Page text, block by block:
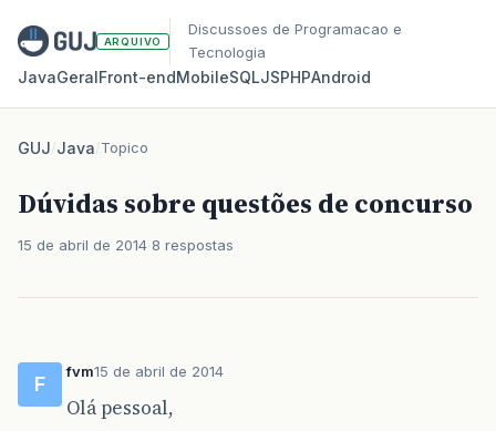
ARQUIVO
Discussoes de Programacao e
Tecnologia
JavaGeralFront‑endMobileSQLJSPHPAndroid
GUJ/Java/Topico
Dúvidas sobre questões de concurso
15 de abril de 2014 8 respostas
F
fvm15 de abril de 2014
Olá pessoal,